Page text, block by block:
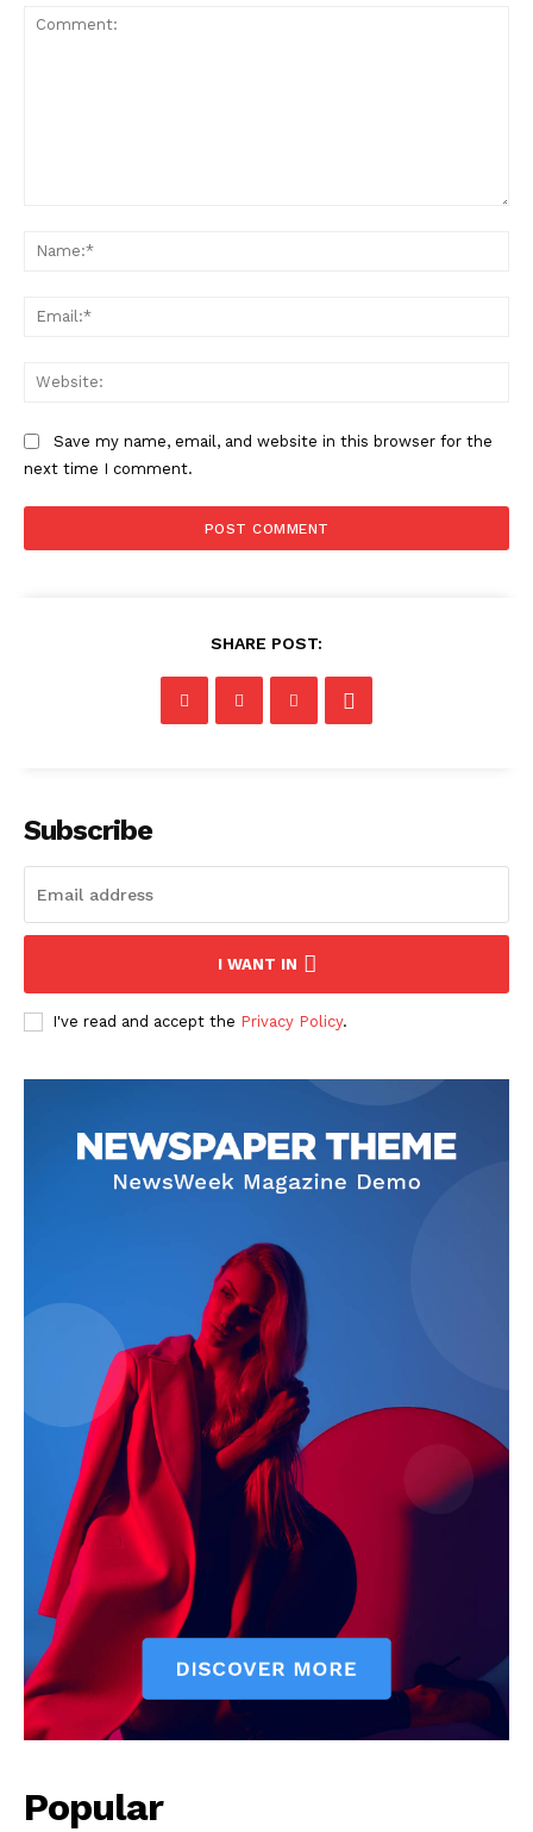
Save my name, email, and website in this browser for the
next time I comment.
SHARE POST:
Subscribe
I WANT IN
I've read and accept the Privacy Policy.
Popular